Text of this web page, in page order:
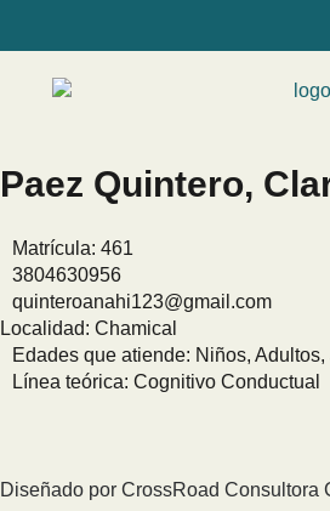
Paez Quintero,
Matrícula: 461
3804630956
quinteroanahi123@gmail.com
Localidad: Chamical
Edades que atiende: Niños,
Línea teórica: Cognitivo Conductual
Diseñado por CrossRoad Consultora